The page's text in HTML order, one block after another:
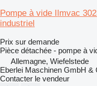
Pompe à vide Ilmvac
industriel
Prix sur demande
Pièce détachée - pompe à
Allemagne, Wiefelstede
Eberlei Maschinen GmbH &
Contacter le vendeur